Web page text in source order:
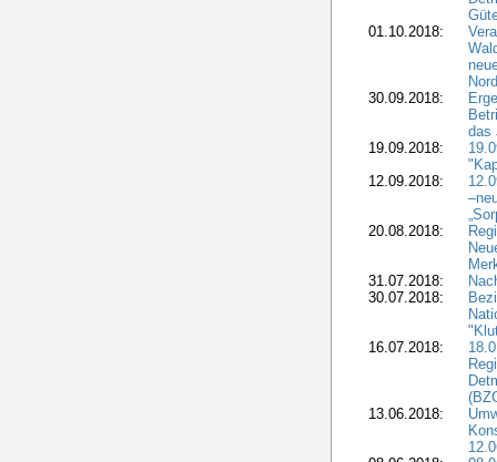
01.10.2018:
30.09.2018:
das
19.09.2018:
12.09.2018:
20.08.2018:
31.07.2018:
30.07.2018:
16.07.2018:
13.06.2018: